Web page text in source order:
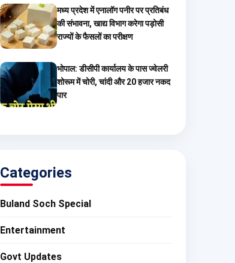
मध्य प्रदेश में एनालॉग पनीर पर प्रतिबंध
की संभावना, खाद्य विभाग करेगा पड़ोसी
राज्यों के फैसलों का परीक्षण
भोपाल: डीसीपी कार्यालय के पास ज्वेलरी
शोरूम में चोरी, चांदी और 20 हजार नकद
पार
Categories
Buland Soch Special
Entertainment
Govt Updates